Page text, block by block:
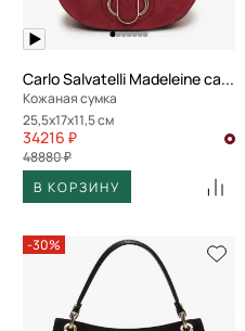
Carlo Salvatelli Madeleine camoscio
Кожаная сумка
25,5x17x11,5 см
34216 ₽
48880 ₽
В КОРЗИНУ
-30%